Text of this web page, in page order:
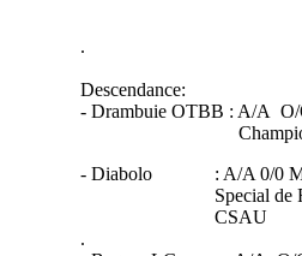
.
Descendance:
- Drambuie OTBB : A/A
Champion
- Diabolo : A/A 0/0
Special de
CSAU
.